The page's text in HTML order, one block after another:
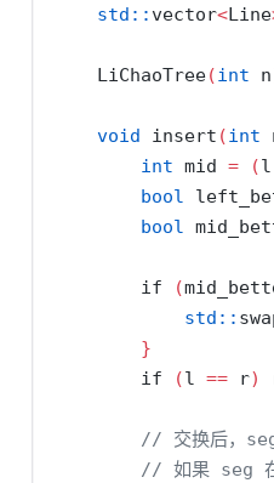
std:: vector<Line
    LiChaoTree
(int n
void insert (int
int mid = (
bool
bool
if (
std::
}
if
(l == r)
// 交换后，
// 如果 seg 在